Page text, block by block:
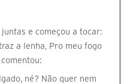
e começou a tocar:
a lenha, Pro meu fogo
né? Não quer nem